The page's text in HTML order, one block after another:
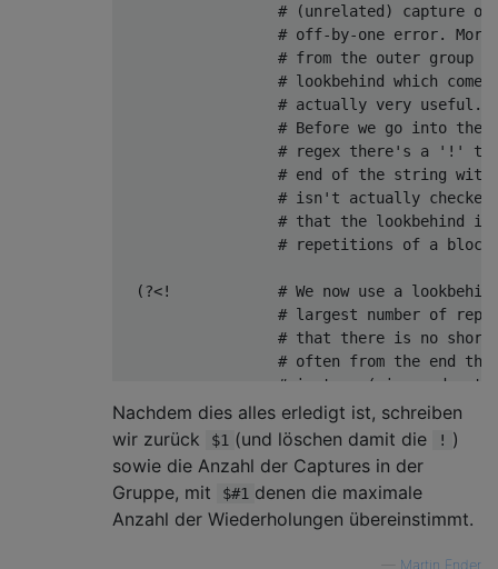
# (unrelated) capture
# off-by-one error.
# from the outer group
# lookbehind which
                  # actually very useful.
# Before we go into the
# regex there's a '!'
# end of the string
# isn't actually
# that the lookbehind
# repetitions of a
(?<!            # We now use a
# largest number of
# that there is no
# often from the end
# is true (since, due
# we start from longer
# we know we've found
# Remember that
# you should read the
                  # bottom to top.
\3            # Try to match
Nachdem dies alles erledigt ist, schreiben
wir zurück
$1 (und löschen damit die ! )
sowie die Anzahl der Captures in der
Gruppe, mit
$#1 denen die maximale
Anzahl der Wiederholungen übereinstimmt.
Martin Ender